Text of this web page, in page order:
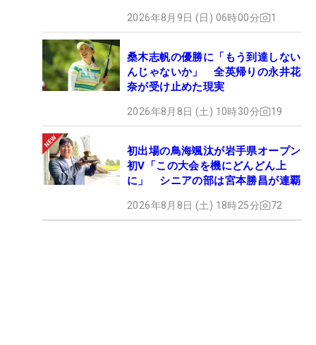
2026年8月9日 (日) 06時00分 1
桑木志帆の優勝に「もう到達しない
んじゃないか」 全英帰りの永井花
奈が受け止めた現実
2026年8月8日 (土) 10時30分 19
初出場の鳥海颯汰が岩手県オープン
初V「この大会を機にどんどん上
に」 シニアの部は宮本勝昌が連覇
2026年8月8日 (土) 18時25分 72